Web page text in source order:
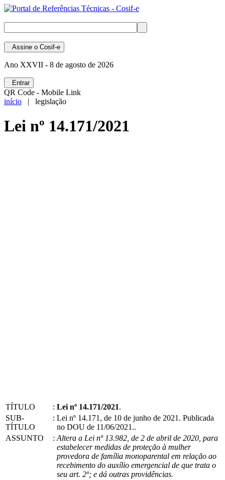
Assine o Cosif-e
Ano XXVII - 8 de agosto de 2026
Entrar
QR Code - Mobile Link
início | legislação
Lei nº 14.171/2021
TÍTULO : Lei nº 14.171/2021.
SUB-
TÍTULO
: Lei nº 14.171, de 10 de junho de 2021. Publicada
no DOU de 11/06/2021..
ASSUNTO
: Altera a Lei nº 13.982, de 2 de abril de 2020, para
estabelecer medidas de proteção à mulher
provedora de família monoparental em relação ao
recebimento do auxílio emergencial de que trata o
seu art. 2º; e dá outras providências.